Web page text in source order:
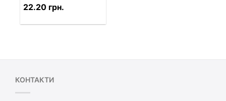
22.20 грн.
КОНТАКТИ